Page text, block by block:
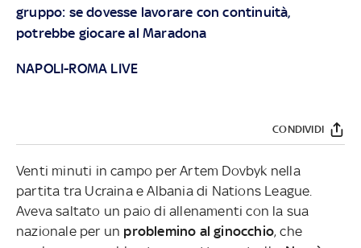
gruppo: se dovesse lavorare con continuità,
potrebbe giocare al Maradona
NAPOLI-ROMA LIVE
CONDIVIDI
Venti minuti in campo per Artem Dovbyk nella
partita tra Ucraina e Albania di Nations League.
Aveva saltato un paio di allenamenti con la sua
nazionale per un problemino al ginocchio, che